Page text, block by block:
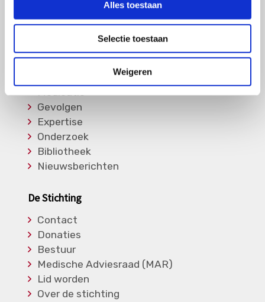
Alles toestaan
Selectie toestaan
Weigeren
Overige Vasculitiden
Informatie
Soorten Vasculitis
Medicatie
Gevolgen
Expertise
Onderzoek
Bibliotheek
Nieuwsberichten
De Stichting
Contact
Donaties
Bestuur
Medische Adviesraad (MAR)
Lid worden
Over de stichting